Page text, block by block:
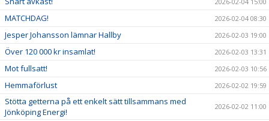
MATCHDAG! 2026-02-04 08:30
Jesper Johansson lämnar Hallby 2026-02-03 19:00
Över 120 000 kr insamlat! 2026-02-03 13:31
Mot fullsatt! 2026-02-03 10:56
Hemmaförlust 2026-02-02 19:59
Stötta getterna på ett enkelt sätt tillsammans med
Jönköping Energi!
2026-02-02 11:00